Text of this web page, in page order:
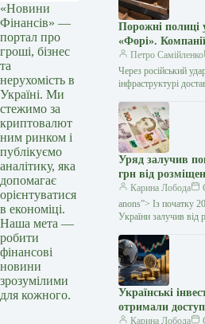
«Новини
Фінансів» —
портал про
гроші, бізнес
та
нерухомість в
Україні. Ми
стежимо за
криптовалют
ним ринком і
публікуємо
аналітику, яка
допомагає
орієнтуватися
в економіці.
Наша мета —
робити
фінансові
новини
зрозумілими
для кожного.
Порожні полиці
«Форі».
до українців
Петро Самійленко
Через російський
інфраструктурі
більше часу У
та «Фора»,…
Уряд залучив
грн від
початку року —
Карина Лобода
anons”> Із початку
України залучив від
державної позики
млрд грн…
Українські
отримали
іноземних ETF
Карина Лобода